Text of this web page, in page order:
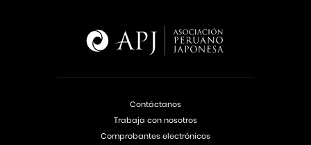
Contáctanos
Trabaja con nosotros
Comprobantes electrónicos